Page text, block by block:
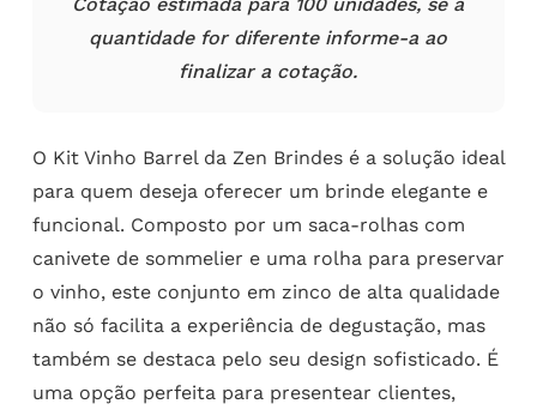
quantidade for diferente informe-a ao
finalizar a cotação.
O Kit Vinho Barrel da Zen Brindes é a solução ideal
para quem deseja oferecer um brinde elegante e
funcional. Composto por um saca-rolhas com
canivete de sommelier e uma rolha para preservar
o vinho, este conjunto em zinco de alta qualidade
não só facilita a experiência de degustação, mas
também se destaca pelo seu design sofisticado. É
uma opção perfeita para presentear clientes,